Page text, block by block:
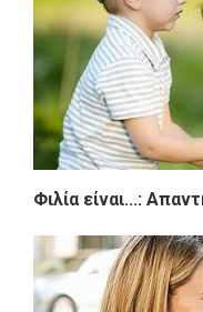
Φιλία είναι...: